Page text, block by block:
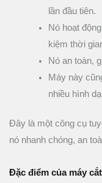
lần đầu tiên.
Nó hoạt
kiệm thời
Nó an toàn,
Máy này
nhiều hình
Đây là một công cụ
nó nhanh chóng, an
Đặc điểm của máy